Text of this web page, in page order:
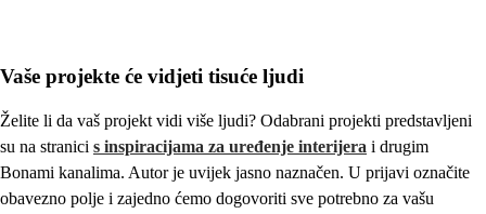
Vaše projekte će vidjeti tisuće ljudi
Želite li da vaš projekt vidi više ljudi? Odabrani projekti predstavljeni
su na stranici s inspiracijama za uređenje interijera i drugim
Bonami kanalima. Autor je uvijek jasno naznačen. U prijavi označite
obavezno polje i zajedno ćemo dogovoriti sve potrebno za vašu